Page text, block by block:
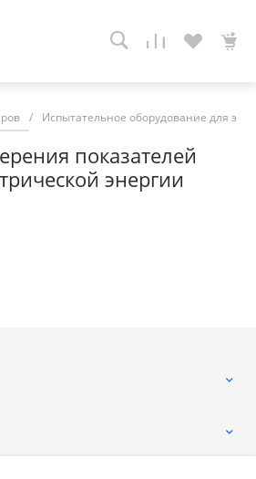
/ Испытательное оборудование для
показателей
энергии